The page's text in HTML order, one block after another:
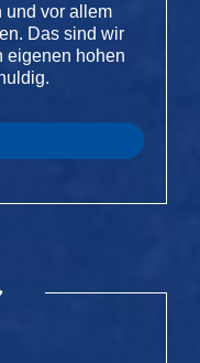
und vor allem
Das sind wir
eigenen hohen